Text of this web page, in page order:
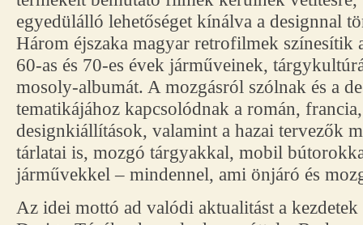
egyedülálló lehetőséget kínálva a designnal
Három éjszaka magyar retrofilmek színesítik
60-as és 70-es évek járműveinek,
mosoly-albumát. A mozgásról szólnak és a
tematikájához kapcsolódnak a román,
designkiállítások, valamint a hazai tervezők
tárlatai is, mozgó tárgyakkal, mobil
járművekkel – mindennel, ami önjáró és
Az idei mottó ad valódi aktualitást a